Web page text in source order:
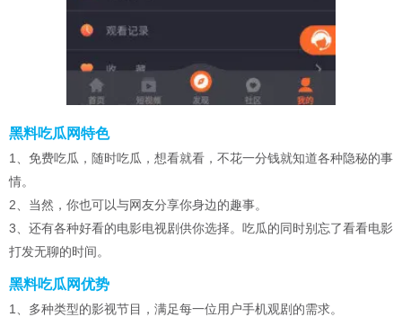
黑料吃瓜网特色
1、免费吃瓜，随时吃瓜，想看就看，不花一分钱就知道各种隐秘的事
情。
2、当然，你也可以与网友分享你身边的趣事。
3、还有各种好看的电影电视剧供你选择。吃瓜的同时别忘了看看电影
打发无聊的时间。
黑料吃瓜网优势
1、多种类型的影视节目，满足每一位用户手机观剧的需求。